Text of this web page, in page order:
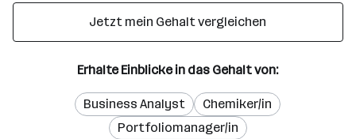
Jetzt mein Gehalt vergleichen
Erhalte Einblicke in das Gehalt von:
Business Analyst
Chemiker/in
Portfoliomanager/in